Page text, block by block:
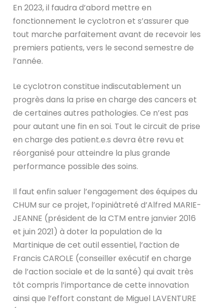
En 2023, il faudra d’abord mettre en
fonctionnement le cyclotron et s’assurer que
tout marche parfaitement avant de recevoir les
premiers patients, vers le second semestre de
l’année.
Le cyclotron constitue indiscutablement un
progrès dans la prise en charge des cancers et
de certaines autres pathologies. Ce n’est pas
pour autant une fin en soi. Tout le circuit de prise
en charge des patient.e.s devra être revu et
réorganisé pour atteindre la plus grande
performance possible des soins.
Il faut enfin saluer l’engagement des équipes du
CHUM sur ce projet, l’opiniâtreté d’Alfred MARIE-
JEANNE (président de la CTM entre janvier 2016
et juin 2021) à doter la population de la
Martinique de cet outil essentiel, l’action de
Francis CAROLE (conseiller exécutif en charge
de l’action sociale et de la santé) qui avait très
tôt compris l’importance de cette innovation
ainsi que l’effort constant de Miguel LAVENTURE